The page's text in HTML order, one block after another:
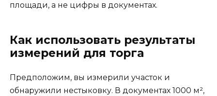
площади, а не цифры в документах.
Как использовать результаты
измерений для торга
Предположим, вы измерили участок и
обнаружили нестыковку. В документах 1000 м²,